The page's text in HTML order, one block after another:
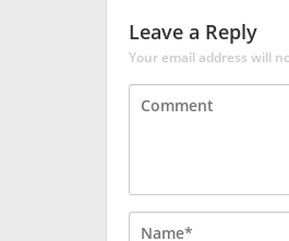
Leave a Reply
Your email address will